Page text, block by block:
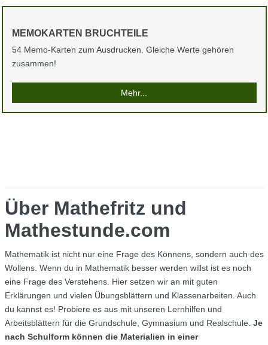
MEMOKARTEN BRUCHTEILE
54 Memo-Karten zum Ausdrucken. Gleiche Werte gehören
zusammen!
Mehr...
Über Mathefritz und
Mathestunde.com
Mathematik ist nicht nur eine Frage des Könnens, sondern auch des
Wollens. Wenn du in Mathematik besser werden willst ist es noch
eine Frage des Verstehens. Hier setzen wir an mit guten
Erklärungen und vielen Übungsblättern und Klassenarbeiten. Auch
du kannst es! Probiere es aus mit unseren Lernhilfen und
Arbeitsblättern für die Grundschule, Gymnasium und Realschule. Je
nach Schulform können die Materialien in einer